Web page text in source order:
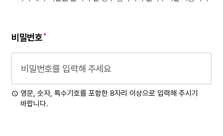
비밀번호
영문, 숫자, 특수기호를 포함한 8자리 이상으로 입력해 주시기
바랍니다.